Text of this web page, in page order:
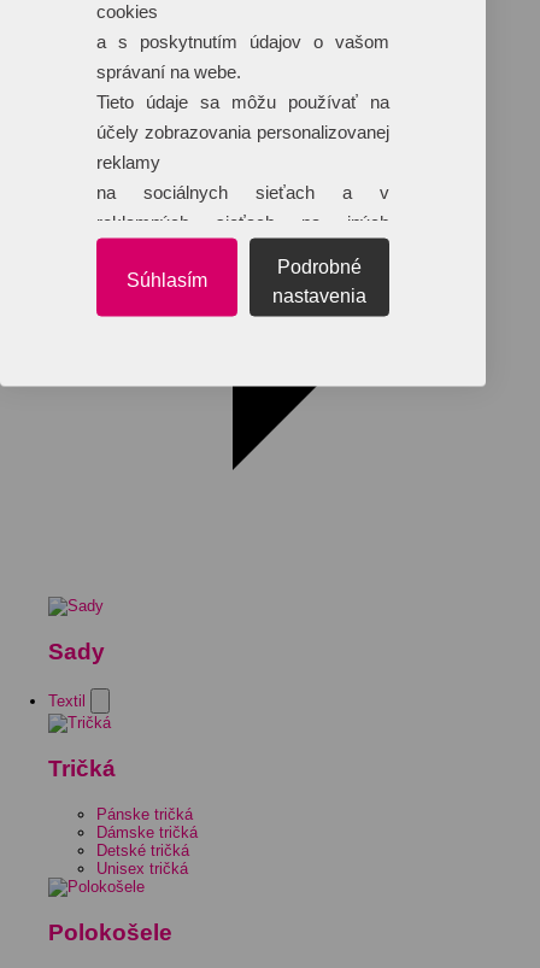
Dáždniky
Tašky
Hračky
Klobúky
+ 17 ďalších
Sady
Textil
Tričká
Pánske tričká
Dámske tričká
Detské tričká
Unisex tričká
Polokošele
cookies
a s poskytnutím údajov o vašom
správaní na webe.
Tieto údaje sa môžu používať na
účely zobrazovania personalizovanej
reklamy
na sociálnych sieťach a v
reklamných sieťach na iných
Súhlasím
Podrobné
nastavenia